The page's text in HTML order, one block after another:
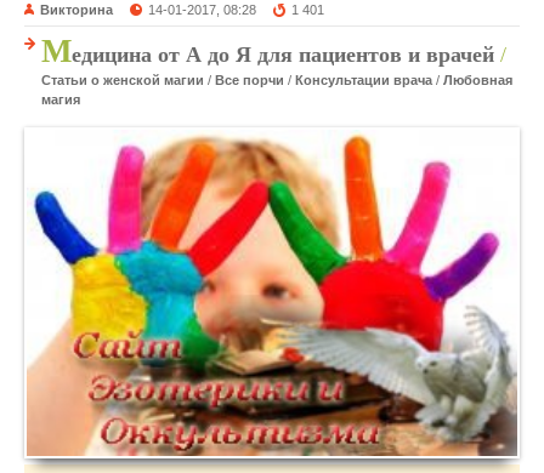
Викторина 14-01-2017, 08:28 1 401
Медицина от А до Я для пациентов и врачей /
Статьи о женской магии / Все порчи / Консультации врача / Любовная
магия